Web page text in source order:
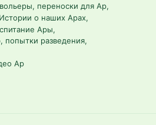
переноски для Ар
о наших Арах
Ары
попытки разведения,
Ар